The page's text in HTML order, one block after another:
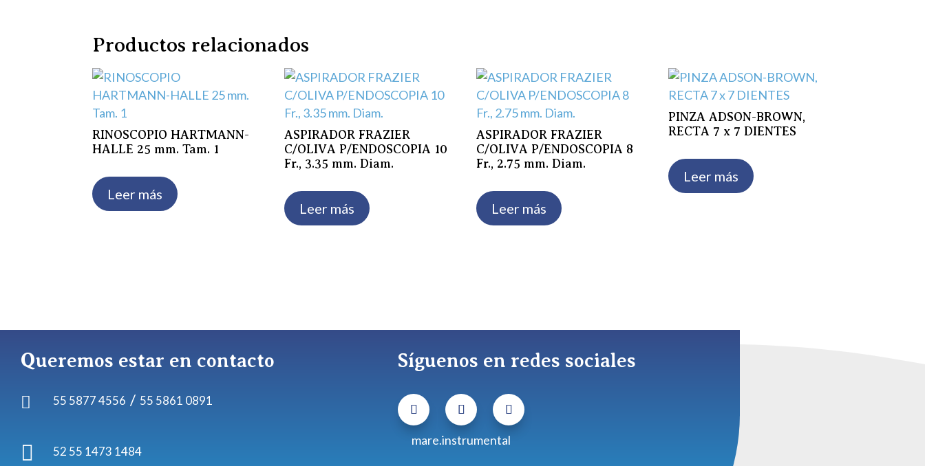
Productos relacionados
RINOSCOPIO HARTMANN-
HALLE 25 mm. Tam. 1
Leer más
ASPIRADOR FRAZIER
C/OLIVA P/ENDOSCOPIA 10
Fr., 3.35 mm. Diam.
Leer más
ASPIRADOR FRAZIER
C/OLIVA P/ENDOSCOPIA 8
Fr., 2.75 mm. Diam.
Leer más
PINZA ADSON-BROWN,
RECTA 7 x 7 DIENTES
Leer más
Queremos estar en contacto
 55 5877 4556 / 55 5861 0891
 52 55 1473 1484
Síguenos en redes sociales
mare.instrumental